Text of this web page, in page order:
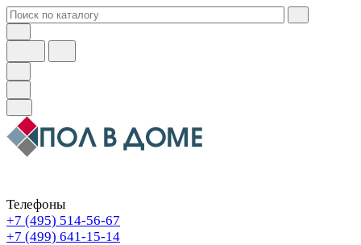
Телефоны
+7 (495) 514-56-67
+7 (499) 641-15-14